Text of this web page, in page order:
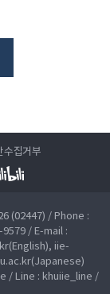
수집거부
(02447) / Phone :
/ E-mail :
iie-
/ Line : khuiie_line /